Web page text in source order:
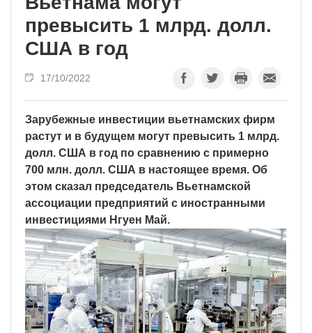
превысить 1 млрд. долл.
США в год
17/10/2022
Зарубежные инвестиции вьетнамских фирм
растут и в будущем могут превысить 1 млрд.
долл. США в год по сравнению с примерно
700 млн. долл. США в настоящее время. Об
этом сказал председатель Вьетнамской
ассоциации предприятий с иностранными
инвестициями Нгуен Май.